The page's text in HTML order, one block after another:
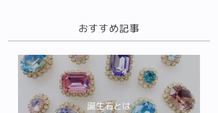
おすすめ記事
誕生石とは